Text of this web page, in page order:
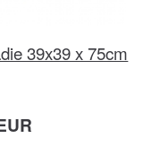
39x39 x 75cm